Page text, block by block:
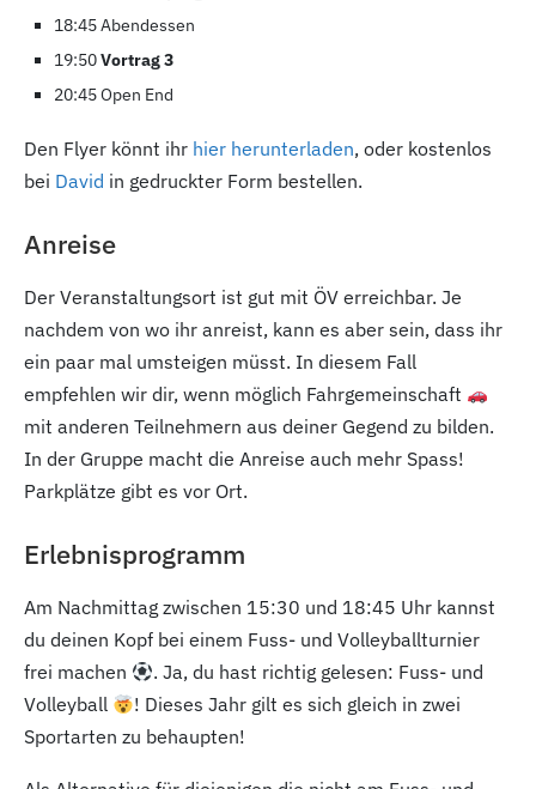
18:45 Abendessen
19:50Vortrag 3
20:45 Open End
Den Flyer könnt ihr hier herunterladen, oder kostenlos
bei David in gedruckter Form bestellen.
Anreise
Der Veranstaltungsort ist gut mit ÖV erreichbar. Je
nachdem von wo ihr anreist, kann es aber sein, dass ihr
ein paar mal umsteigen müsst. In diesem Fall
empfehlen wir dir, wenn möglich Fahrgemeinschaft
mit anderen Teilnehmern aus deiner Gegend zu bilden.
In der Gruppe macht die Anreise auch mehr Spass!
Parkplätze gibt es vor Ort.
Erlebnisprogramm
Am Nachmittag zwischen 15:30 und 18:45 Uhr kannst
du deinen Kopf bei einem Fuss- und Volleyballturnier
frei machen
. Ja, du hast richtig gelesen: Fuss- und
Volleyball
! Dieses Jahr gilt es sich gleich in zwei
Sportarten zu behaupten!